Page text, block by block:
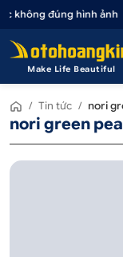
không đúng hình ảnh
Make Life Beautiful
/ Tin tức / nori
nori green